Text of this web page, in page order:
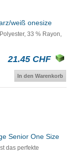
weiß onesize
33 % Rayon,
21.45 CHF
In den Warenkorb
Senior One Size
das perfekte